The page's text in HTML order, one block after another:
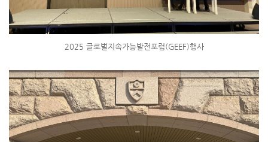
2025 글로벌지속가능발전포럼(GEEF)행사